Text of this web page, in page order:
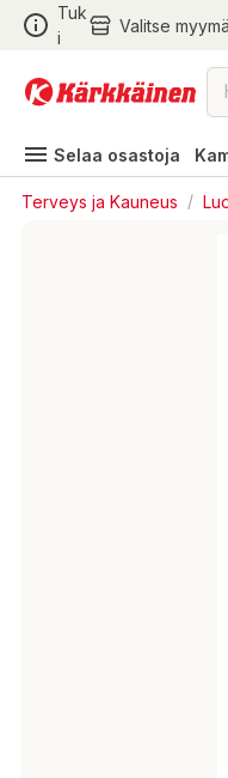
Tuk
i
Valitse
Selaa osastoja
Terveys ja Kauneus /